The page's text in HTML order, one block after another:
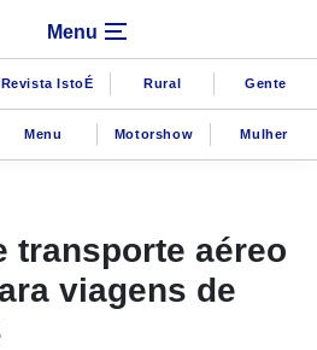
Menu
Revista IstoÉ Rural Gente
Menu Motorshow Mulher
transporte aéreo
viagens de